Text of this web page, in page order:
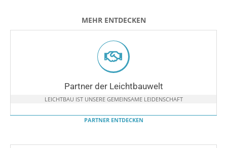
MEHR ENTDECKEN
Partner der Leichtbauwelt
LEICHTBAU IST UNSERE GEMEINSAME LEIDENSCHAFT
PARTNER ENTDECKEN